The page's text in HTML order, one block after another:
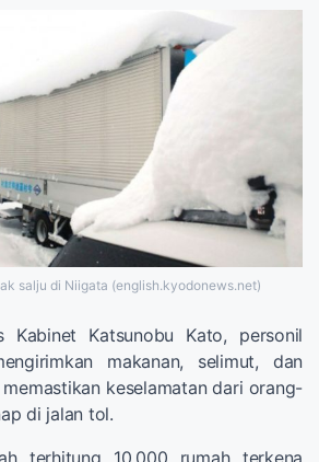
salju di Niigata (english.kyodonews.net)
Kabinet Katsunobu Kato, personil
makanan, selimut, dan
keselamatan dari orang-
di jalan tol.